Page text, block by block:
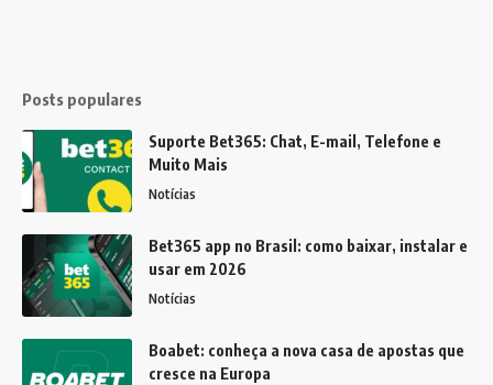
Posts populares
Suporte Bet365: Chat, E-mail, Telefone e
Muito Mais
Notícias
Bet365 app no Brasil: como baixar, instalar e
usar em 2026
Notícias
Boabet: conheça a nova casa de apostas que
cresce na Europa